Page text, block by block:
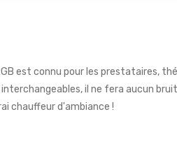
est connu pour les prestataires,
il ne fera aucun
chauffeur d'ambiance !